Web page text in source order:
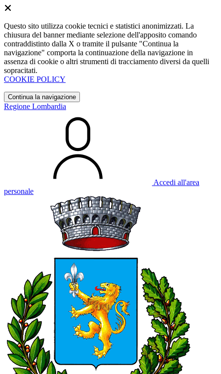
Questo sito utilizza cookie tecnici e statistici anonimizzati. La
chiusura del banner mediante selezione dell'apposito comando
contraddistinto dalla X o tramite il pulsante "Continua la
navigazione" comporta la continuazione della navigazione in
assenza di cookie o altri strumenti di tracciamento diversi da quelli
sopracitati.
COOKIE POLICY
Continua la navigazione
Regione Lombardia
Accedi all'area
personale